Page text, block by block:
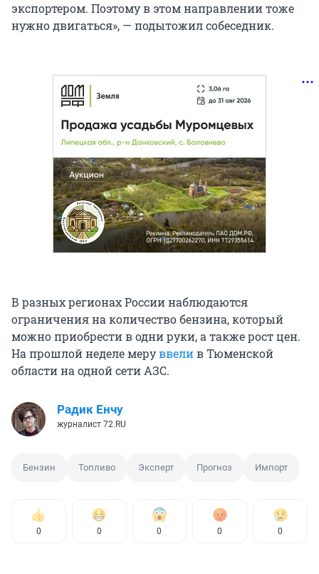
экспортером. Поэтому в этом направлении тоже
нужно двигаться», — подытожил собеседник.
В разных регионах России наблюдаются
ограничения на количество бензина, который
можно приобрести в одни руки, а также рост цен.
На прошлой неделе меруввелив Тюменской
области на одной сети АЗС.
Радик Енчу
журналист 72.RU
Бензин Топливо Эксперт Прогноз Импорт
0 0 0 0 0